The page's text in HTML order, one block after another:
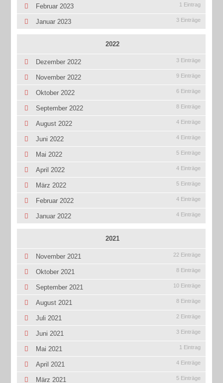
Februar 2023 1 Eintrag
Januar 2023 3 Einträge
2022
Dezember 2022 3 Einträge
November 2022 9 Einträge
Oktober 2022 6 Einträge
September 2022 8 Einträge
August 2022 4 Einträge
Juni 2022 4 Einträge
Mai 2022 5 Einträge
April 2022 4 Einträge
März 2022 5 Einträge
Februar 2022 4 Einträge
Januar 2022 4 Einträge
2021
November 2021 22 Einträge
Oktober 2021 8 Einträge
September 2021 10 Einträge
August 2021 8 Einträge
Juli 2021 2 Einträge
Juni 2021 3 Einträge
Mai 2021 1 Eintrag
April 2021 4 Einträge
März 2021 5 Einträge